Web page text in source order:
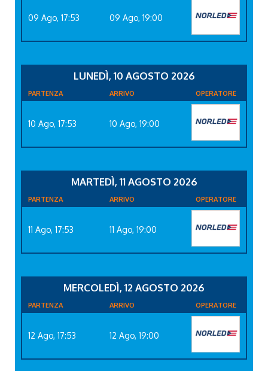
09 Ago, 17:53 09 Ago, 19:00
LUNEDÌ, 10 AGOSTO 2026
PARTENZA ARRIVO OPERATORE
10 Ago, 17:53 10 Ago, 19:00
MARTEDÌ, 11 AGOSTO 2026
PARTENZA ARRIVO OPERATORE
11 Ago, 17:53 11 Ago, 19:00
MERCOLEDÌ, 12 AGOSTO 2026
PARTENZA ARRIVO OPERATORE
12 Ago, 17:53 12 Ago, 19:00